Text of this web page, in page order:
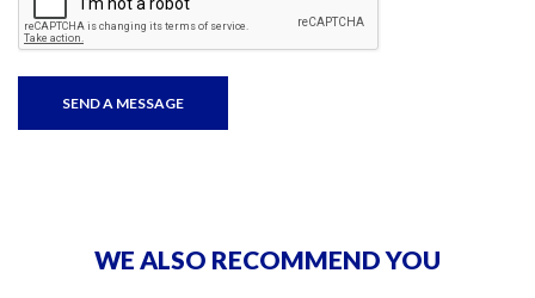
WE ALSO RECOMMEND YOU